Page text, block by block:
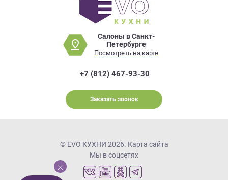
Салоны в Санкт-
Петербурге
Посмотреть на карте
+7 (812) 467-93-30
Заказать звонок
© EVO КУХНИ 2026. Карта сайта
Мы в соцсетях